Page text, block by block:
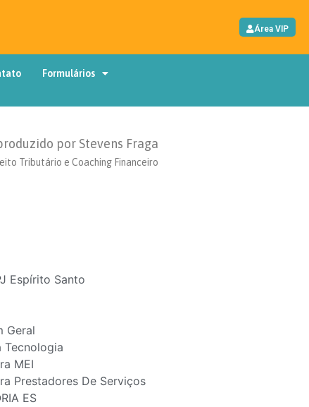
Área VIP
Formulários
por Stevens Fraga
Tributário e Coaching Financeiro
Espírito Santo
Geral
Tecnologia
MEI
Prestadores De Serviços
ES